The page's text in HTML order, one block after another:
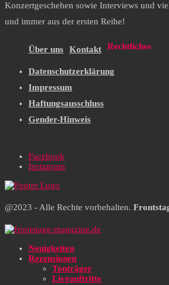
Konzertgeschehen sowie Interviews und
und immer aus der ersten Reihe!
Über uns Kontakt Rechtliches
Datenschutzerklärung
Impressum
Haftungsausschluss
Gender-Hinweis
Facebook
Instagram
@2023 - Alle Rechte vorbehalten.
Neuigkeiten
Rezensionen
Tonträger
Liveauftritte